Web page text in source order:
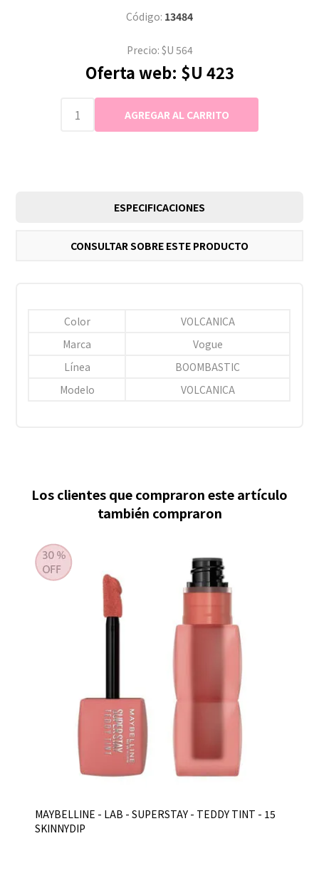
Código: 13484
Precio: $U 564
Oferta web: $U 423
ESPECIFICACIONES
CONSULTAR SOBRE ESTE PRODUCTO
Color
VOLCANICA
Marca
Vogue
Línea
BOOMBASTIC
Modelo
VOLCANICA
Los clientes que compraron este artículo
también compraron
MAYBELLINE - LAB - SUPERSTAY - TEDDY TINT - 15
SKINNYDIP